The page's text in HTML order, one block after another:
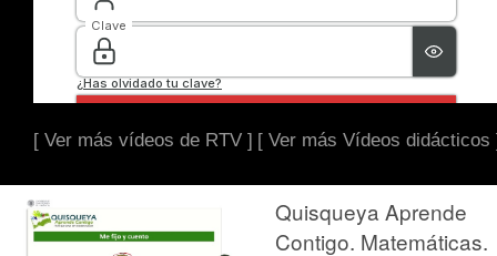
[ Ver más vídeos de RTV ] [ Ver más Vídeos didácticos
Quisqueya Aprende
Contigo. Matemáticas.